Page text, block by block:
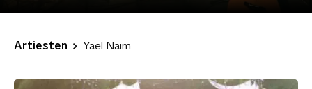
Artiesten Yael Naim